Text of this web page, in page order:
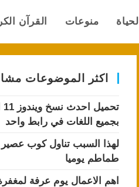
الحياة منوعات القرآن
اكثر الموضوعات
بجميع اللغات في رابط واحد
لهذا السبب تناول كوب عصير
طماطم يوميا
اهم الاعمال يوم عرفة